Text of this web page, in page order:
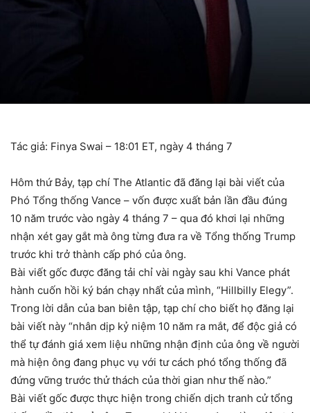
Tác giả: Finya Swai – 18:01 ET, ngày 4 tháng 7
Hôm thứ Bảy, tạp chí The Atlantic đã đăng lại bài viết của
Phó Tổng thống Vance – vốn được xuất bản lần đầu đúng
10 năm trước vào ngày 4 tháng 7 – qua đó khơi lại những
nhận xét gay gắt mà ông từng đưa ra về Tổng thống Trump
trước khi trở thành cấp phó của ông.
Bài viết gốc được đăng tải chỉ vài ngày sau khi Vance phát
hành cuốn hồi ký bán chạy nhất của mình, “Hillbilly Elegy”.
Trong lời dẫn của ban biên tập, tạp chí cho biết họ đăng lại
bài viết này “nhân dịp kỷ niệm 10 năm ra mắt, để độc giả có
thể tự đánh giá xem liệu những nhận định của ông về người
mà hiện ông đang phục vụ với tư cách phó tổng thống đã
đứng vững trước thử thách của thời gian như thế nào.”
Bài viết gốc được thực hiện trong chiến dịch tranh cử tổng